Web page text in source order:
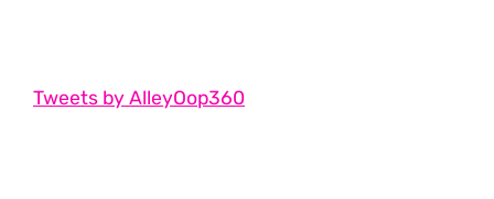
Tweets by AlleyOop360